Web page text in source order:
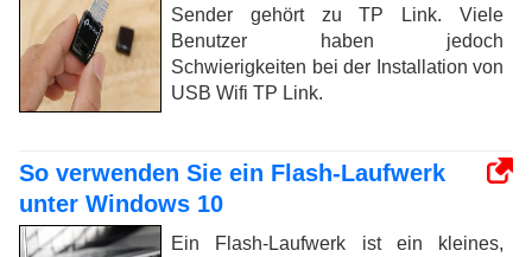
Sender gehört zu TP Link. Viele
Benutzer haben jedoch
Schwierigkeiten bei der Installation von
USB Wifi TP Link.
So verwenden Sie ein Flash-Laufwerk
unter Windows 10
Ein Flash-Laufwerk ist ein kleines,